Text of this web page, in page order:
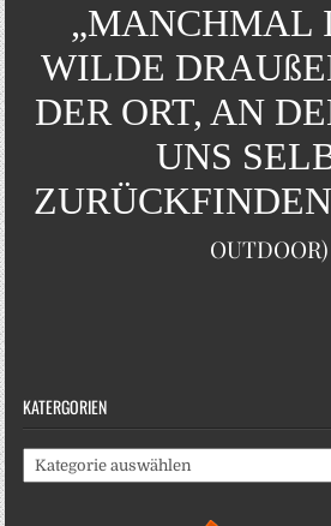
„MANCHMAL
WILDE
DER ORT, AN
UNS
OUTDOOR)
KATERGORIEN
Katergorien